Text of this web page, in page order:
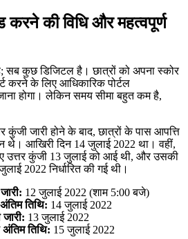
करने की विधि और महत्वपूर्ण
सब कुछ डिजिटल है। छात्रों को अपना स्कोर
करने के लिए आधिकारिक पोर्टल
होगा। लेकिन समय सीमा बहुत कम है,
कुंजी जारी होने के बाद, छात्रों के पास आपत्ति
थे। आखिरी दिन 14 जुलाई 2022 था। वहीं,
उत्तर कुंजी 13 जुलाई को आई थी, और उसकी
2022 निर्धारित की गई थी।
12 जुलाई 2022 (शाम 5:00 बजे)
तिथि: 14 जुलाई 2022
13 जुलाई 2022
अंतिम तिथि: 15 जुलाई 2022